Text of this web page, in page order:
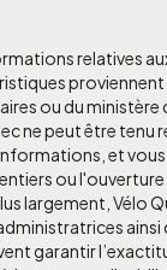
relatives
proviennent
ou du ministère
ne peut être tenu
et
ou
largement, Vélo
ainsi
garantir